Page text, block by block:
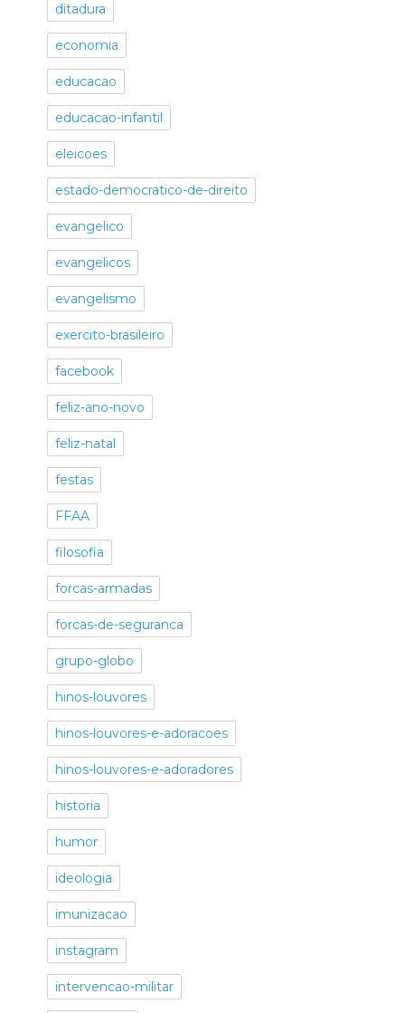
ditadura
economia
educacao
educacao-infantil
eleicoes
estado-democratico-de-direito
evangelico
evangelicos
evangelismo
exercito-brasileiro
facebook
feliz-ano-novo
feliz-natal
festas
FFAA
filosofia
forcas-armadas
forcas-de-seguranca
grupo-globo
hinos-louvores
hinos-louvores-e-adoracoes
hinos-louvores-e-adoradores
historia
humor
ideologia
imunizacao
instagram
intervencao-militar